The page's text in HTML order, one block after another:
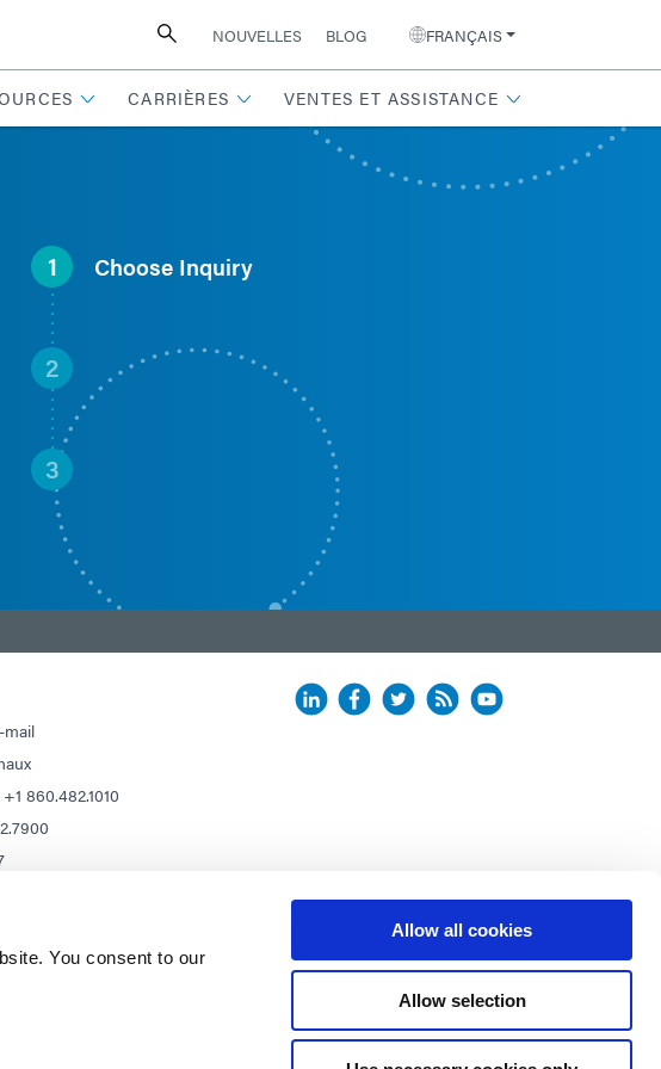
You consent to our
Allow all cookies
Allow selection
NOUVELLES BLOG FRANÇAIS
CARRIÈRES VENTES ET ASSISTANCE
1 Choose Inquiry
2
3
mail
860.482.1010